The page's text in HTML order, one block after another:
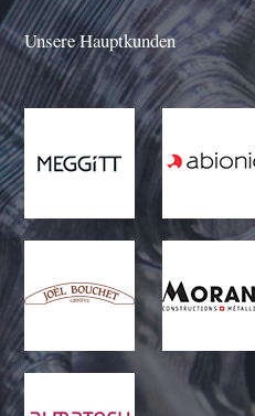
Unsere Hauptkunden